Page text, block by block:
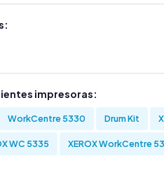
impresoras:
WorkCentre 5330 Drum Kit
WC 5335 XEROX WorkCentre